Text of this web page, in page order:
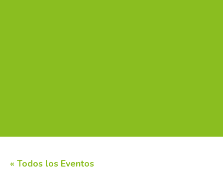
« Todos los Eventos